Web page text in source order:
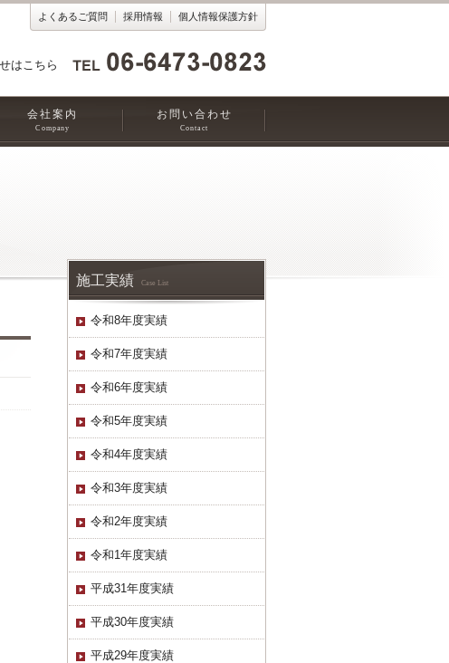
よくあるご質問 採用情報 個人情報保護方針
はこちら
会社案内
Company
お問い合わせ
Contact
施工実績 Case List
令和8年度実績
令和7年度実績
令和6年度実績
令和5年度実績
令和4年度実績
令和3年度実績
令和2年度実績
令和1年度実績
平成31年度実績
平成30年度実績
平成29年度実績